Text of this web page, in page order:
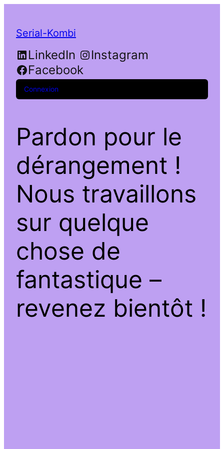
Serial-Kombi
LinkedIn
Instagram
Facebook
Connexion
Pardon pour le
dérangement !
Nous travaillons
sur quelque
chose de
fantastique –
revenez bientôt !